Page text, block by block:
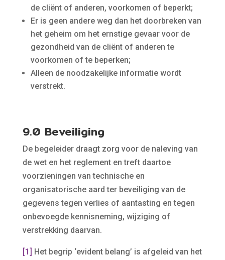
de cliënt of anderen, voorkomen of beperkt;
Er is geen andere weg dan het doorbreken van
het geheim om het ernstige gevaar voor de
gezondheid van de cliënt of anderen te
voorkomen of te beperken;
Alleen de noodzakelijke informatie wordt
verstrekt.
9.0 Beveiliging
De begeleider draagt zorg voor de naleving van
de wet en het reglement en treft daartoe
voorzieningen van technische en
organisatorische aard ter beveiliging van de
gegevens tegen verlies of aantasting en tegen
onbevoegde kennisneming, wijziging of
verstrekking daarvan.
[1] Het begrip ‘evident belang’ is afgeleid van het